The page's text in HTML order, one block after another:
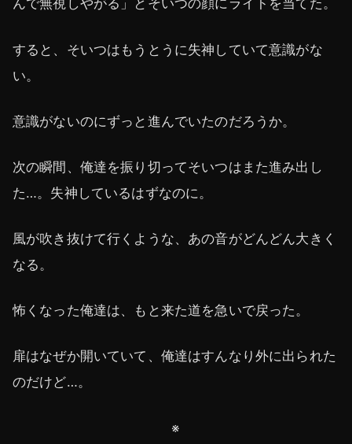
んで無視しやがる」とそいつの顔にライトを当てた。
すると、そいつはもうとうに失神していて意識がな
い。
意識がないのにずっと進んでいたのだろうか。
次の瞬間、俺達を振り切ってそいつはまた進み出し
た…。失神しているはずなのに。
風が吹き抜けて行くような、あの音がどんどん大きく
なる。
怖くなった俺達は、もと来た道を急いで戻った。
扉はなぜか開いていて、俺達はすんなり外に出られた
のだけど…。
※